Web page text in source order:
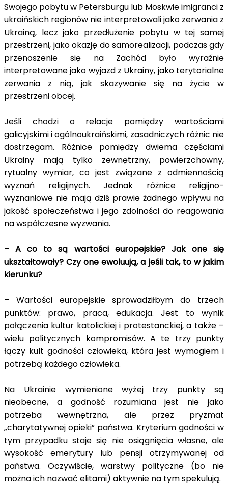
Swojego pobytu w Petersburgu lub Moskwie imigranci z
ukraińskich regionów nie interpretowali jako zerwania z
Ukrainą, lecz jako przedłużenie pobytu w tej samej
przestrzeni, jako okazję do samorealizacji, podczas gdy
przenoszenie się na Zachód było wyraźnie
interpretowane jako wyjazd z Ukrainy, jako terytorialne
zerwania z nią, jak skazywanie się na życie w
przestrzeni obcej.
Jeśli chodzi o relacje pomiędzy wartościami
galicyjskimi i ogólnoukraińskimi, zasadniczych różnic nie
dostrzegam. Różnice pomiędzy dwiema częściami
Ukrainy mają tylko zewnętrzny, powierzchowny,
rytualny wymiar, co jest związane z odmiennością
wyznań religijnych. Jednak różnice religijno-
wyznaniowe nie mają dziś prawie żadnego wpływu na
jakość społeczeństwa i jego zdolności do reagowania
na współczesne wyzwania.
– A co to są wartości europejskie? Jak one się
ukształtowały? Czy one ewoluują, a jeśli tak, to w jakim
kierunku?
– Wartości europejskie sprowadziłbym do trzech
punktów: prawo, praca, edukacja. Jest to wynik
połączenia kultur katolickiej i protestanckiej, a także –
wielu politycznych kompromisów. A te trzy punkty
łączy kult godności człowieka, która jest wymogiem i
potrzebą każdego człowieka.
Na Ukrainie wymienione wyżej trzy punkty są
nieobecne, a godność rozumiana jest nie jako
potrzeba wewnętrzna, ale przez pryzmat
„charytatywnej opieki” państwa. Kryterium godności w
tym przypadku staje się nie osiągnięcia własne, ale
wysokość emerytury lub pensji otrzymywanej od
państwa. Oczywiście, warstwy polityczne (bo nie
można ich nazwać elitami) aktywnie na tym spekulują.